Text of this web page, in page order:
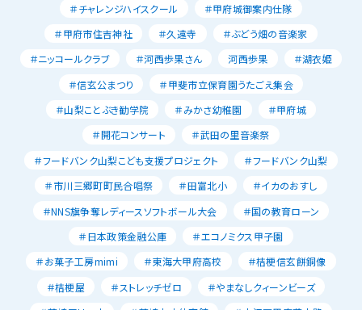
＃チャレンジハイスクール
＃甲府城御案内仕隊
＃甲府市住吉神社
＃久遠寺
＃ぶどう畑の音楽家
＃ニッコールクラブ
＃河西歩果さん 河西歩果
＃湖衣姫
＃信玄公まつり
＃甲斐市立保育園うたごえ集会
＃山梨ことぶき勧学院
＃みかさ幼稚園
＃甲府城
＃開花コンサート
＃武田の里音楽祭
＃フードバンク山梨こども支援プロジェクト
＃フードバンク山梨
＃市川三郷町町民合唱祭
＃田富北小
＃イカのおすし
＃NNS旗争奪レディースソフトボール大会
＃国の教育ローン
＃日本政策金融公庫
＃エコノミクス甲子園
＃お菓子工房mimi
＃東海大甲府高校
＃桔梗信玄餅銅像
＃桔梗屋
＃ストレッチゼロ
＃やまなしクィーンビーズ